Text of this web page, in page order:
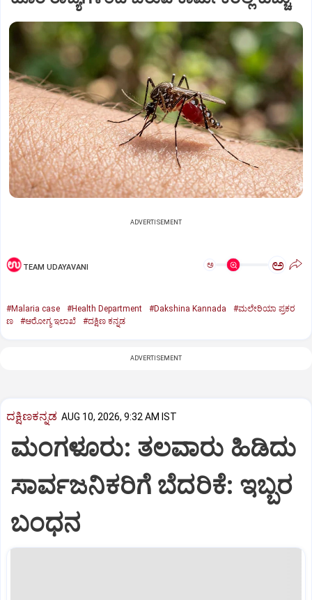
ADVERTISEMENT
TEAM UDAYAVANI ಅ ಅ
#Malaria case #Health Department #Dakshina Kannada
#ಮಲೇರಿಯಾ ಪ್ರಕರ
ಣ
#ಆರೋಗ್ಯ ಇಲಾಖೆ #ದಕ್ಷಿಣ ಕನ್ನಡ
ADVERTISEMENT
ದಕ್ಷಿಣಕನ್ನಡ AUG 10, 2026, 9:32 AM IST
ಮಂಗಳೂರು: ತಲವಾರು ಹಿಡಿದು
ಸಾರ್ವಜನಿಕರಿಗೆ ಬೆದರಿಕೆ: ಇಬ್ಬರ
ಬಂಧನ